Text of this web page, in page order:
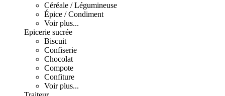
Céréale / Légumineuse
Épice / Condiment
Voir plus...
Epicerie sucrée
Biscuit
Confiserie
Chocolat
Compote
Confiture
Voir plus...